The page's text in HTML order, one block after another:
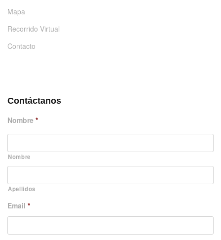
Mapa
Recorrido Virtual
Contacto
Contáctanos
Nombre *
Nombre
Apellidos
Email *